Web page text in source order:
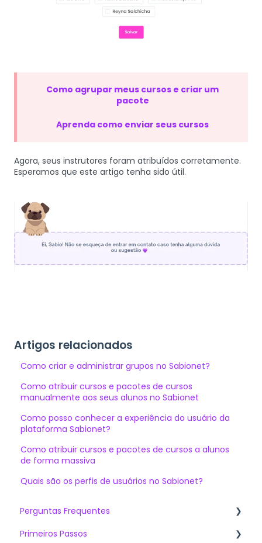
Como agrupar meus cursos e criar um
pacote
Aprenda como enviar seus cursos
Agora, seus instrutores foram atribuídos corretamente.
Esperamos que este artigo tenha sido útil.
Artigos relacionados
Como criar e administrar grupos no Sabionet?
Como atribuir cursos e pacotes de cursos
manualmente aos seus alunos no Sabionet
Como posso conhecer a experiência do usuário da
plataforma Sabionet?
Como atribuir cursos e pacotes de cursos a alunos
de forma massiva
Quais são os perfis de usuários no Sabionet?
Perguntas Frequentes
Artigos mais vistos
Primeiros Passos